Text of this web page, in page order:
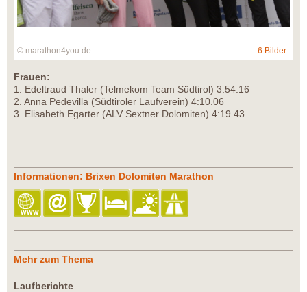
© marathon4you.de 6 Bilder
Frauen:
1. Edeltraud Thaler (Telmekom Team Südtirol) 3:54:16
2. Anna Pedevilla (Südtiroler Laufverein) 4:10.06
3. Elisabeth Egarter (ALV Sextner Dolomiten) 4:19.43
Informationen: Brixen Dolomiten Marathon
Mehr zum Thema
Laufberichte